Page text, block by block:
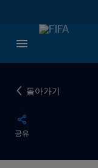
돌아가기
공유